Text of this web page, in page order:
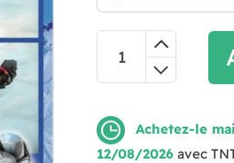
Achetez-le
12/08/2026 avec